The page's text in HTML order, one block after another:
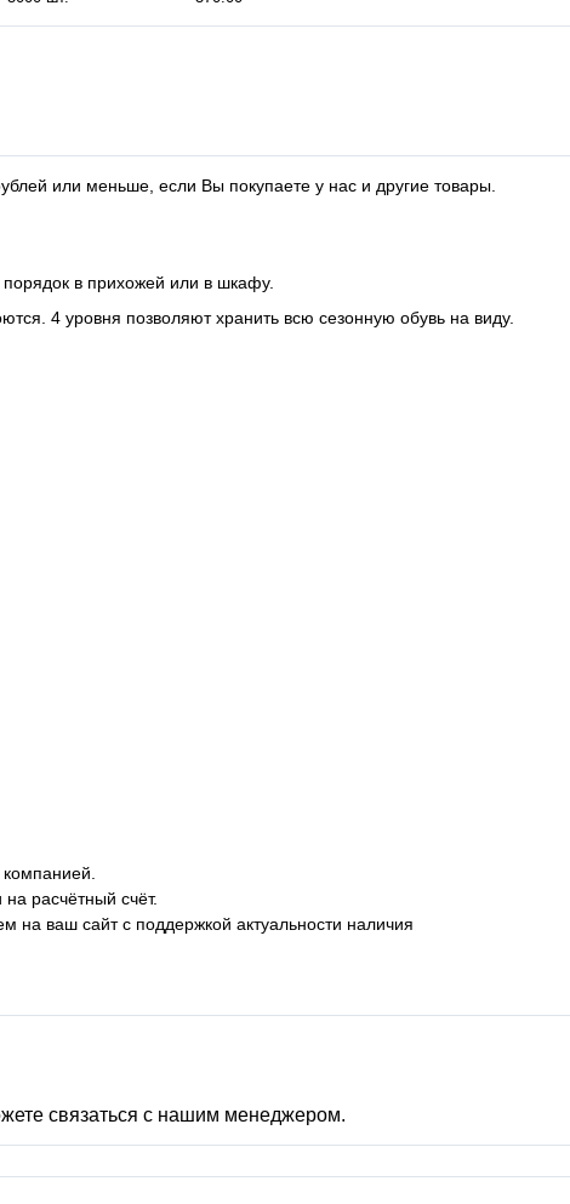
или меньше, если Вы покупаете у нас и другие товары.
в прихожей или в шкафу.
4 уровня позволяют хранить всю сезонную обувь на виду.
расчётный счёт.
на ваш сайт с поддержкой актуальности наличия
связаться с нашим менеджером.